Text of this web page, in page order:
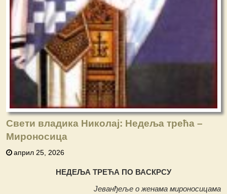
Свети владика Николај: Недеља трећа –
Мироносица
април 25, 2026
НЕДЕЉА ТРЕЋА ПО ВАСКРСУ
Јеванђеље о женама мироносицама